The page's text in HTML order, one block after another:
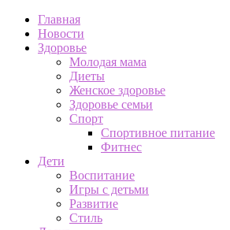
Главная
Новости
Здоровье
Молодая мама
Диеты
Женское здоровье
Здоровье семьи
Спорт
Спортивное питание
Фитнес
Дети
Воспитание
Игры с детьми
Развитие
Стиль